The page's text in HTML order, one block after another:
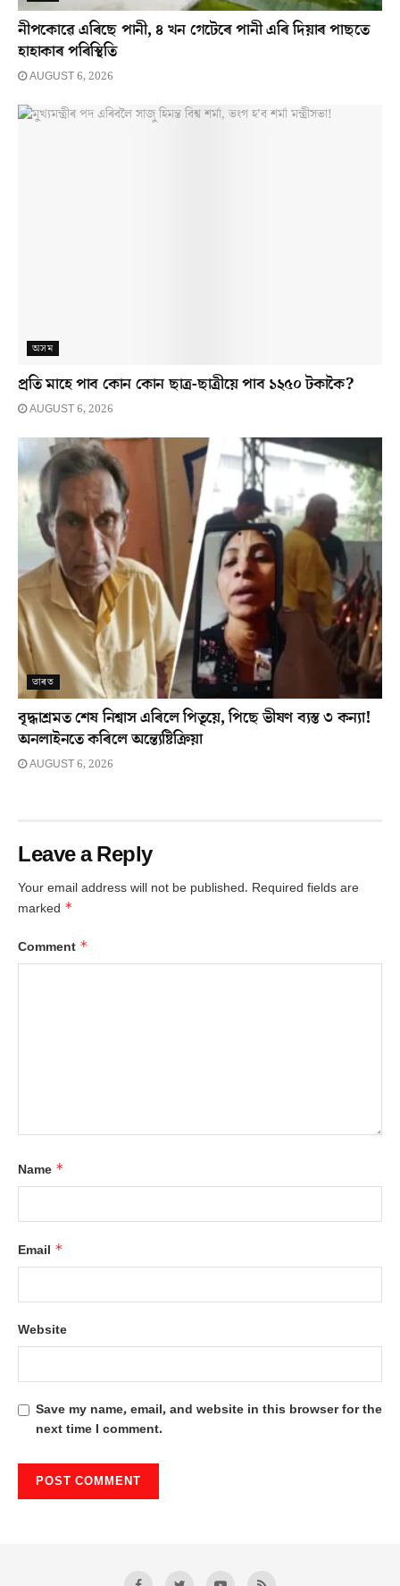
নীপকোৱে এৰিছে পানী, ৪ খন গেটেৰে পানী এৰি দিয়াৰ পাছতে
হাহাকাৰ পৰিস্থিতি
AUGUST 6, 2026
অসম
প্ৰতি মাহে পাব কোন কোন ছাত্ৰ-ছাত্ৰীয়ে পাব ১২৫০ টকাকৈ?
AUGUST 6, 2026
ভাৰত
বৃদ্ধাশ্ৰমত শেষ নিশ্বাস এৰিলে পিতৃয়ে, পিছে ভীষণ ব্যস্ত ৩ কন্যা!
অনলাইনতে কৰিলে অন্ত্যেষ্টিক্ৰিয়া
AUGUST 6, 2026
Leave a Reply
Your email address will not be published. Required fields are
marked *
Comment *
Name *
Email *
Website
Save my name, email, and website in this browser for the
next time I comment.